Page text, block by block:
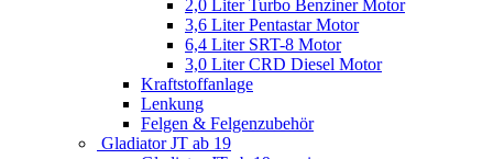
2,0 Liter Turbo Benziner Motor
3,6 Liter Pentastar Motor
6,4 Liter SRT-8 Motor
3,0 Liter CRD Diesel Motor
Kraftstoffanlage
Lenkung
Felgen & Felgenzubehör
Gladiator JT ab 19